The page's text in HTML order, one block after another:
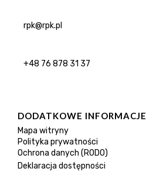
rpk@rpk.pl
+48 76 878 31 37
DODATKOWE INFORMACJE
Mapa witryny
Polityka prywatności
Ochrona danych (RODO)
Deklaracja dostępności